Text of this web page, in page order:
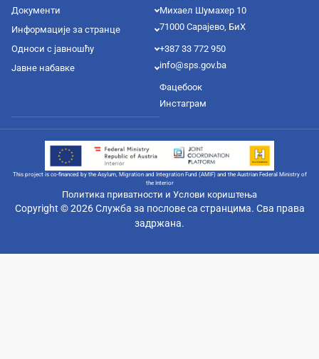
Михаел Шумахер 10
71000 Сарајево, БиХ
+387 33 772 950
info@sps.gov.ba
Фацебоок
Инстаграм
Документи
Информације за странце
Односи с јавношћу
Јавне набавке
Политика приватности и Услови кориштења
Copyright © 2026 Служба за послове са странцима. Сва права
задржана.
This project is co-financed by the Asylum, Migration and Integration Fund (AMIF) and the Austrian Federal Ministry of
the Interior